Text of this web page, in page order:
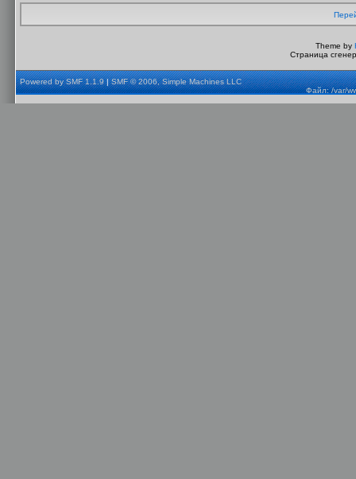
Theme by
Страница
Powered by SMF 1.1.9|SMF © 2006, Simple Machines LLC
Файл: /var/